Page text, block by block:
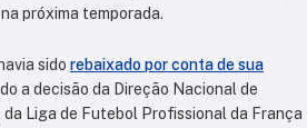
próxima temporada.
sido rebaixado por conta de sua
a decisão da Direção Nacional de
da Liga de Futebol Profissional da França